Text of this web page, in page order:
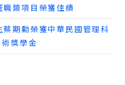
職類項目榮獲佳績
期勳榮獲中華民國管理科
獎學金